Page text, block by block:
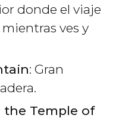
donde el viaje
mientras ves y
: Gran
the Temple of